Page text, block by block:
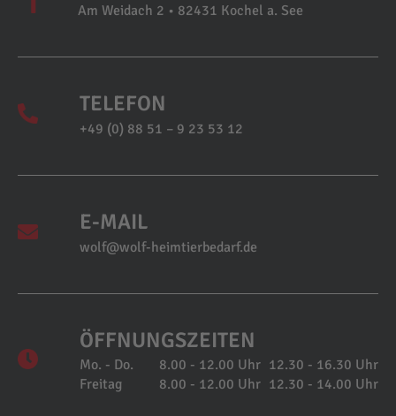
Am Weidach 2 • 82431 Kochel a. See
TELEFON
+49 (0) 88 51 – 9 23 53 12
E-MAIL
wolf@wolf-heimtierbedarf.de
ÖFFNUNGSZEITEN
Mo. - Do. 8.00 - 12.00 Uhr 12.30 - 16.30 Uhr
Freitag
8.00 - 12.00 Uhr 12.30 - 14.00 Uhr